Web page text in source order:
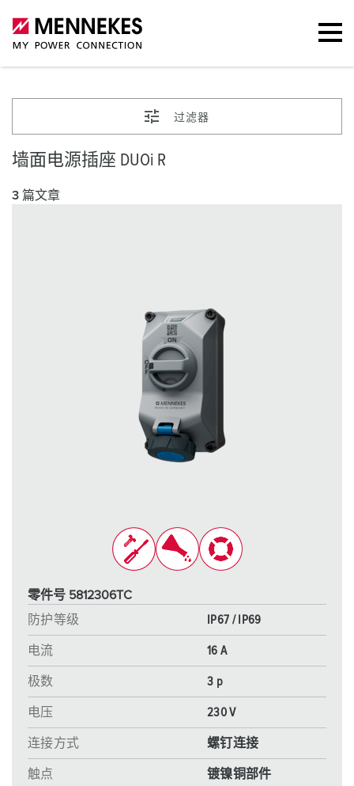
过滤器
墙面电源插座 DUOi R
3 篇文章
零件号 5812306TC
防护等级
IP67 / IP69
电流 16 A
极数 3 p
电压 230 V
连接方式 螺钉连接
触点 镀镍铜部件